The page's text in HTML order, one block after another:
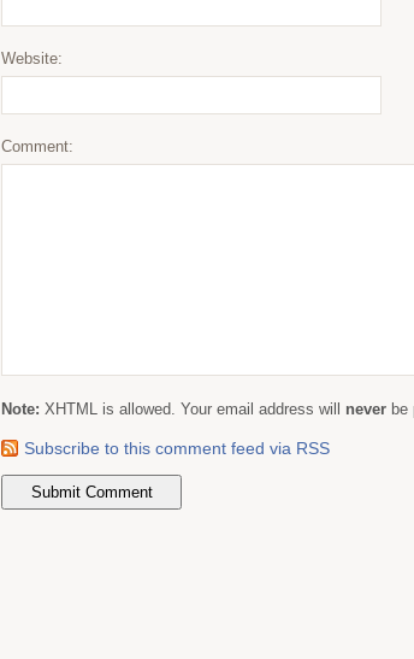
Website:
Comment:
Note: XHTML is allowed. Your email address will never be
Subscribe to this comment feed via RSS